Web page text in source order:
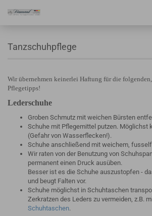
Tanzschuhpflege
Wir übernehmen keinerlei Haftung für die
Pflegetipps!
Lederschuhe
Groben Schmutz mit weichen Bürsten
Schuhe mit Pflegemittel putzen. Möglichst
(Gefahr von Wasserflecken!).
Schuhe anschließend mit weichem,
Wir raten von der Benutzung von
permanent einen Druck ausüben.
Besser ist es die Schuhe auszustopfen -
und beugt Falten vor.
Schuhe möglichst in Schuhtaschen
Zerkratzen des Leders zu vermeiden, z.B.
Schuhtaschen.